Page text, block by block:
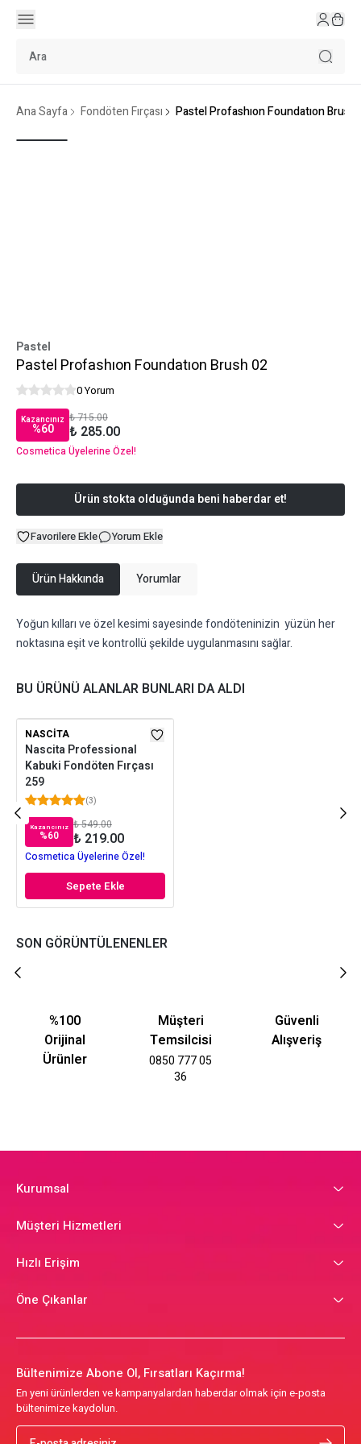
Ana Sayfa Fondöten Fırçası Pastel Profashıon Foundatıon Brush
Pastel
Pastel Profashıon Foundatıon Brush 02
0 Yorum
Kazancınız
%60
₺ 715.00
₺ 285.00
Cosmetica Üyelerine Özel!
Ürün stokta olduğunda beni haberdar et!
Favorilere Ekle Yorum Ekle
Ürün Hakkında Yorumlar
Yoğun kılları ve özel kesimi sayesinde fondöteninizin yüzün her
noktasına eşit ve kontrollü şekilde uygulanmasını sağlar.
BU ÜRÜNÜ ALANLAR BUNLARI DA ALDI
NASCITA
Nascita Professional
Kabuki Fondöten Fırçası
259
(3)
Kazancınız
%60
₺ 549.00
₺ 219.00
Cosmetica Üyelerine Özel!
Sepete Ekle
SON GÖRÜNTÜLENENLER
%100
Orijinal
Ürünler
Müşteri
Temsilcisi
0850 777 05
36
Güvenli
Alışveriş
Kurumsal
Müşteri Hizmetleri
Hızlı Erişim
Öne Çıkanlar
Bültenimize Abone Ol, Fırsatları Kaçırma!
En yeni ürünlerden ve kampanyalardan haberdar olmak için e-posta
bültenimize kaydolun.